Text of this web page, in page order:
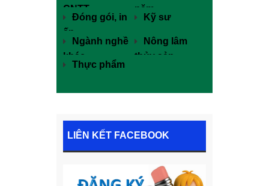
CNTT
năm
Đóng gói, in
ấn
Kỹ sư
Ngành nghề
khác
Nông lâm
thủy sản
Thực phẩm
LIÊN KẾT FACEBOOK